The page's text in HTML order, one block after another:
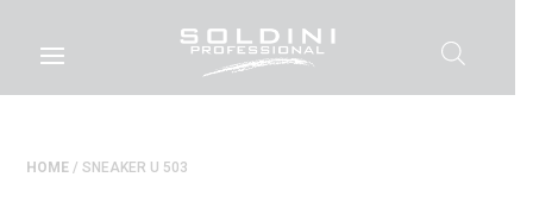
HOME/ SNEAKER U 503